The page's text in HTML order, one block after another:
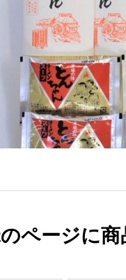
ページに